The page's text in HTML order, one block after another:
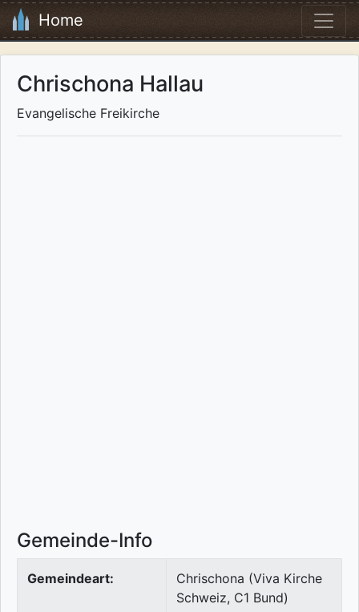
Home
Chrischona Hallau
Evangelische Freikirche
Gemeinde-Info
Gemeindeart:
Chrischona (Viva Kirche
Schweiz, C1 Bund)